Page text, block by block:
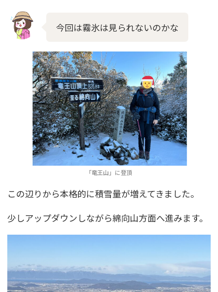
今回は霧氷は見られないのかな
「竜王山」に登頂
この辺りから本格的に積雪量が増えてきました。
少しアップダウンしながら綿向山方面へ進みます。